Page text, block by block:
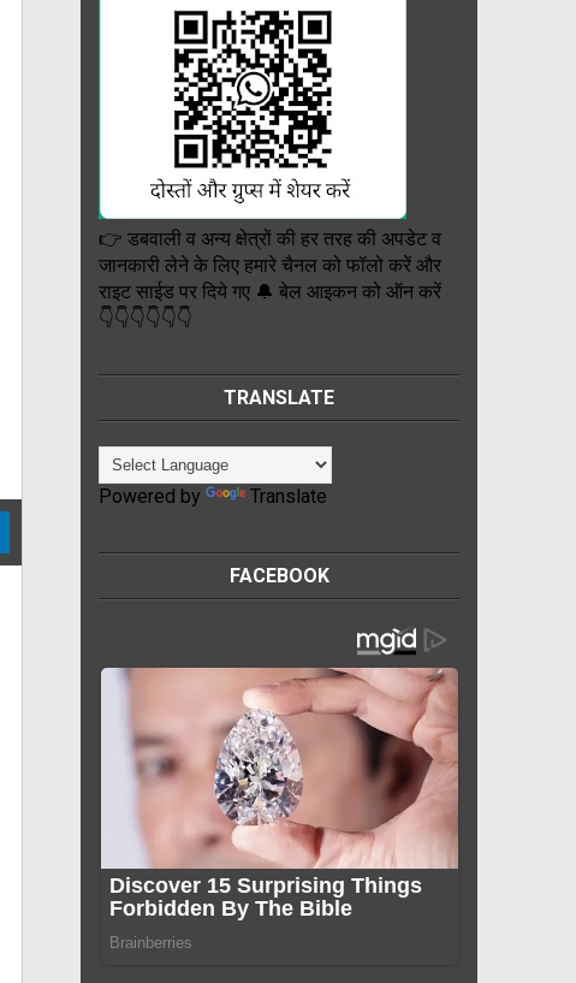
👉 डबवाली व अन्य क्षेत्रों की हर तरह की अपडेट व
जानकारी लेने के लिए हमारे चैनल को फॉलो करें और
राइट साईड पर दिये गए 🔔 बेल आइकन को ऑन करें
👇👇👇👇👇👇
TRANSLATE
Powered by Translate
FACEBOOK